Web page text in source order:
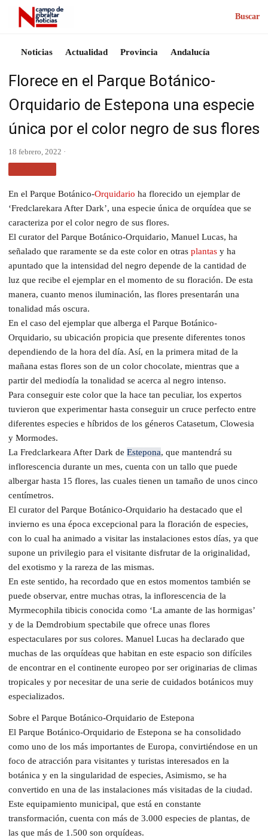
Buscar
Noticias Actualidad Provincia Andalucía
Florece en el Parque Botánico-
Orquidario de Estepona una especie
única por el color negro de sus flores
18 febrero, 2022 ·
En el Parque Botánico-Orquidario ha florecido un ejemplar de
‘Fredclarekara After Dark’, una especie única de orquídea que se
caracteriza por el color negro de sus flores.
El curator del Parque Botánico-Orquidario, Manuel Lucas, ha
señalado que raramente se da este color en otras plantas y ha
apuntado que la intensidad del negro depende de la cantidad de
luz que recibe el ejemplar en el momento de su floración. De esta
manera, cuanto menos iluminación, las flores presentarán una
tonalidad más oscura.
En el caso del ejemplar que alberga el Parque Botánico-
Orquidario, su ubicación propicia que presente diferentes tonos
dependiendo de la hora del día. Así, en la primera mitad de la
mañana estas flores son de un color chocolate, mientras que a
partir del mediodía la tonalidad se acerca al negro intenso.
Para conseguir este color que la hace tan peculiar, los expertos
tuvieron que experimentar hasta conseguir un cruce perfecto entre
diferentes especies e híbridos de los géneros Catasetum, Clowesia
y Mormodes.
La Fredclarkeara After Dark de Estepona, que mantendrá su
inflorescencia durante un mes, cuenta con un tallo que puede
albergar hasta 15 flores, las cuales tienen un tamaño de unos cinco
centímetros.
El curator del Parque Botánico-Orquidario ha destacado que el
invierno es una época excepcional para la floración de especies,
con lo cual ha animado a visitar las instalaciones estos días, ya que
supone un privilegio para el visitante disfrutar de la originalidad,
del exotismo y la rareza de las mismas.
En este sentido, ha recordado que en estos momentos también se
puede observar, entre muchas otras, la inflorescencia de la
Myrmecophila tibicis conocida como ‘La amante de las hormigas’
y de la Demdrobium spectabile que ofrece unas flores
espectaculares por sus colores. Manuel Lucas ha declarado que
muchas de las orquídeas que habitan en este espacio son difíciles
de encontrar en el continente europeo por ser originarias de climas
tropicales y por necesitar de una serie de cuidados botánicos muy
especializados.
Sobre el Parque Botánico-Orquidario de Estepona
El Parque Botánico-Orquidario de Estepona se ha consolidado
como uno de los más importantes de Europa, convirtiéndose en un
foco de atracción para visitantes y turistas interesados en la
botánica y en la singularidad de especies, Asimismo, se ha
convertido en una de las instalaciones más visitadas de la ciudad.
Este equipamiento municipal, que está en constante
transformación, cuenta con más de 3.000 especies de plantas, de
las que más de 1.500 son orquídeas.